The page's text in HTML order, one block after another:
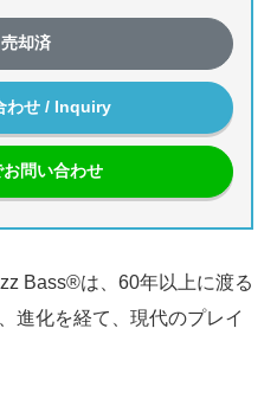
売却済
わせ / Inquiry
問い合わせ
Bass®は、60年以上に渡る
進化を経て、現代のプレイ